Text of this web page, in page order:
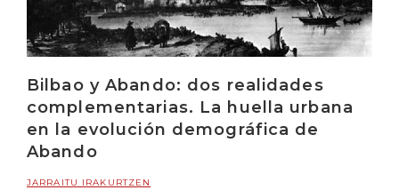
Bilbao y Abando: dos realidades
complementarias. La huella urbana
en la evolución demográfica de
Abando
JARRAITU IRAKURTZEN